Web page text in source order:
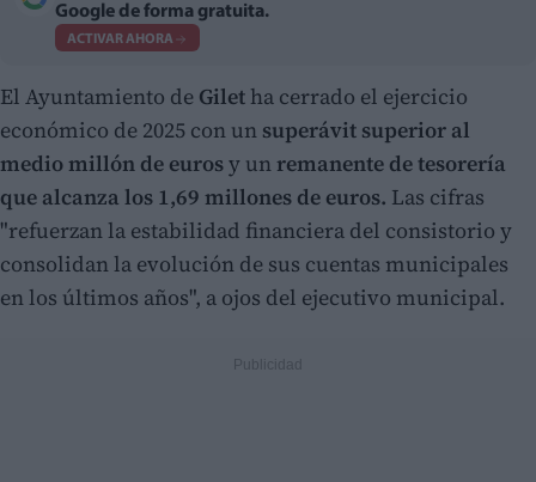
Google de forma gratuita.
ACTIVAR AHORA
El Ayuntamiento de Gilet ha cerrado el ejercicio
económico de 2025 con un superávit superior al
medio millón de eurosy unremanente de tesorería
que alcanza los 1,69 millones de euros. Las cifras
"refuerzan la estabilidad financiera del consistorio y
consolidan la evolución de sus cuentas municipales
en los últimos años", a ojos del ejecutivo municipal.